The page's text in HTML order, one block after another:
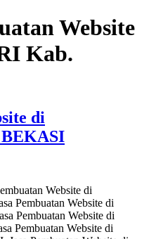
Website
Kab.
di
Website di
Pembuatan Website di
Pembuatan Website di
Pembuatan Website di